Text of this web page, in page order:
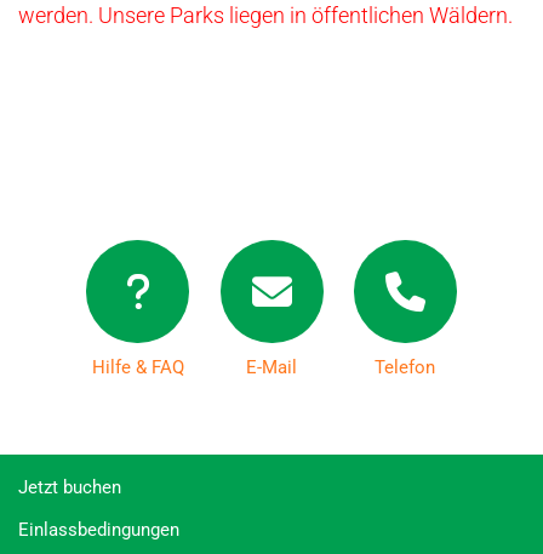
werden. Unsere Parks liegen in öffentlichen Wäldern.
Hilfe & FAQ E-Mail Telefon
Jetzt buchen
Einlassbedingungen